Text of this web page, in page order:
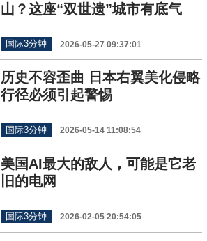
山？这座“双世遗”城市有底气
国际3分钟 2026-05-27 09:37:01
历史不容歪曲 日本右翼美化侵略
行径必须引起警惕
国际3分钟 2026-05-14 11:08:54
美国AI最大的敌人，可能是它老
旧的电网
国际3分钟 2026-02-05 20:54:05